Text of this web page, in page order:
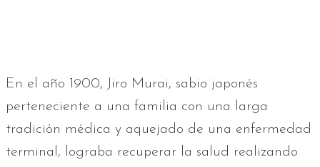
En el año 1900, Jiro Murai, sabio japonés
perteneciente a una familia con una larga
tradición médica y aquejado de una enfermedad
terminal, lograba recuperar la salud realizando